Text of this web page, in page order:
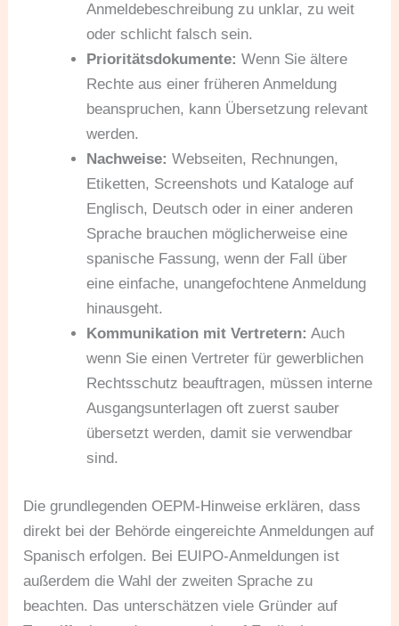
Anmeldebeschreibung zu unklar, zu weit
oder schlicht falsch sein.
Prioritätsdokumente: Wenn Sie ältere
Rechte aus einer früheren Anmeldung
beanspruchen, kann Übersetzung relevant
werden.
Nachweise: Webseiten, Rechnungen,
Etiketten, Screenshots und Kataloge auf
Englisch, Deutsch oder in einer anderen
Sprache brauchen möglicherweise eine
spanische Fassung, wenn der Fall über
eine einfache, unangefochtene Anmeldung
hinausgeht.
Kommunikation mit Vertretern: Auch
wenn Sie einen Vertreter für gewerblichen
Rechtsschutz beauftragen, müssen interne
Ausgangsunterlagen oft zuerst sauber
übersetzt werden, damit sie verwendbar
sind.
Die grundlegenden OEPM-Hinweise erklären, dass
direkt bei der Behörde eingereichte Anmeldungen auf
Spanisch erfolgen. Bei EUIPO-Anmeldungen ist
außerdem die Wahl der zweiten Sprache zu
beachten. Das unterschätzen viele Gründer auf